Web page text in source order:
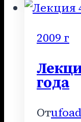
2009 г
года
От